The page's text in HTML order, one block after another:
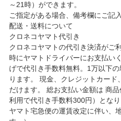
～21時）ができます。
ご指定がある場合、備考欄にご記
配送・送料について
クロネコヤマト代引き
クロネコヤマトの代引き決済がご
時にヤマトドライバーにお支払い
げで代引き手数料無料。1万以下
ります。 現金、クレジットカー
だけます。 総お支払い金額は 商
利用で代引き手数料300円）とな
ヤマト宅急便の運賃改定に伴い、